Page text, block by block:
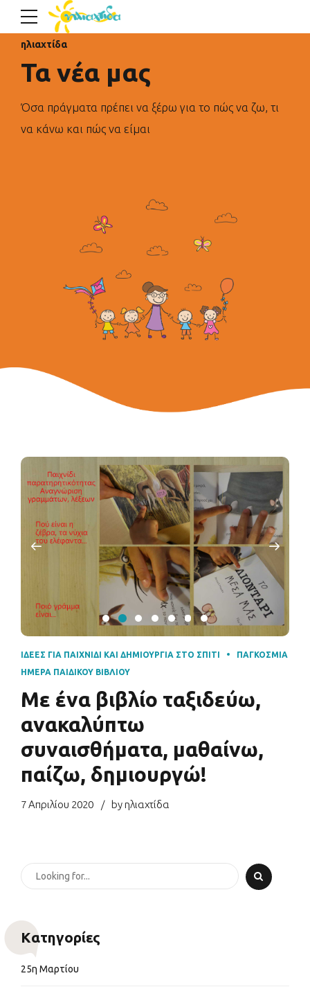
ηλιαχτίδα
Τα νέα μας
Όσα πράγματα πρέπει να ξέρω για το πώς να ζω, τι
να κάνω και πώς να είμαι
ΙΔΈΕΣ ΓΙΑ ΠΑΙΧΝΊΔΙ ΚΑΙ ΔΗΜΙΟΥΡΓΊΑ ΣΤΟ ΣΠΊΤΙ
ΠΑΓΚΌΣΜΙΑ
ΗΜΈΡΑ ΠΑΙΔΙΚΟΎ ΒΙΒΛΊΟΥ
Με ένα βιβλίο ταξιδεύω,
ανακαλύπτω
συναισθήματα, μαθαίνω,
παίζω, δημιουργώ!
7 Απριλίου 2020 by ηλιαχτίδα
Kατηγορίες
25η Μαρτίου